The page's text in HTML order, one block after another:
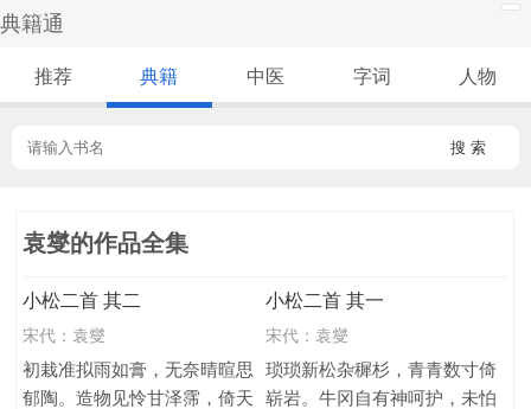
典籍通
推荐 典籍 中医 字词 人物
搜 索
袁燮的作品全集
小松二首 其二
宋代： 袁燮
初栽准拟雨如膏，无奈晴暄思
郁陶。造物见怜甘泽霈，倚天
小松二首 其一
宋代： 袁燮
琐琐新松杂穉杉，青青数寸倚
崭岩。牛冈自有神呵护，未怕